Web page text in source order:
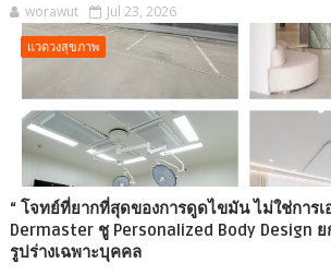
worawut Jul 23, 2026
แวดวงสุขภาพ
“ โจทย์ที่ยากที่สุดของการดูดไขมัน ไม่ใช่การเ
Dermaster ชู Personalized Body Design
รูปร่างเฉพาะบุคคล